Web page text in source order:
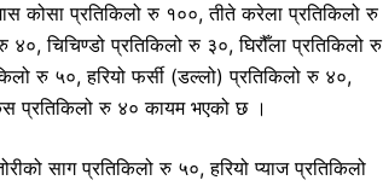
कोसा प्रतिकिलो रु १००, तीते करेला प्रतिकिलो रु
चिचिण्डो प्रतिकिलो रु ३०, घिरौँला प्रतिकिलो रु
रु ५०, हरियो फर्सी (डल्लो) प्रतिकिलो रु ४०,
प्रतिकिलो रु ४० कायम भएको छ ।
साग प्रतिकिलो रु ५०, हरियो प्याज प्रतिकिलो